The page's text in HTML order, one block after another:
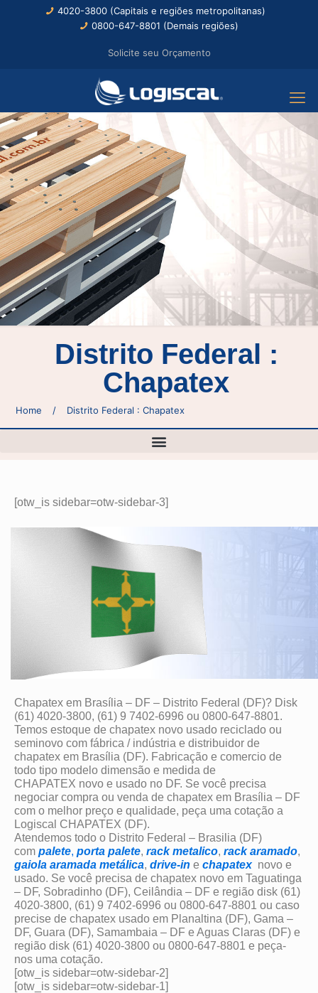
4020-3800 (Capitais e regiões metropolitanas)
0800-647-8801 (Demais regiões)
Solicite seu Orçamento
Distrito Federal :
Chapatex
Home / Distrito Federal : Chapatex
[otw_is sidebar=otw-sidebar-3]
Chapatex em Brasília – DF – Distrito Federal (DF)? Disk
(61) 4020-3800, (61) 9 7402-6996 ou 0800-647-8801.
Temos estoque de chapatex novo usado reciclado ou
seminovo com fábrica / indústria e distribuidor de
chapatex em Brasília (DF). Fabricação e comercio de
todo tipo modelo dimensão e medida de
CHAPATEX novo e usado no DF. Se você precisa
negociar compra ou venda de chapatex em Brasília – DF
com o melhor preço e qualidade, peça uma cotação a
Logiscal CHAPATEX (DF).
Atendemos todo o Distrito Federal – Brasilia (DF)
com palete, porta palete, rack metalico, rack aramado,
gaiola aramada metálica, drive-in e chapatexnovo e
usado. Se você precisa de chapatex novo em Taguatinga
– DF, Sobradinho (DF), Ceilândia – DF e região disk (61)
4020-3800, (61) 9 7402-6996 ou 0800-647-8801 ou caso
precise de chapatex usado em Planaltina (DF), Gama –
DF, Guara (DF), Samambaia – DF e Aguas Claras (DF) e
região disk (61) 4020-3800 ou 0800-647-8801 e peça-
nos uma cotação.
[otw_is sidebar=otw-sidebar-2]
[otw_is sidebar=otw-sidebar-1]